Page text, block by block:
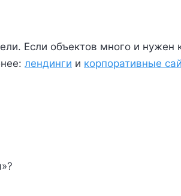
Если объектов много и нужен
лендинги и корпоративные